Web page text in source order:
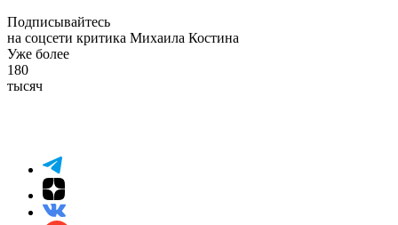
Подписывайтесь
на соцсети критика Михаила Костина
Уже более
180
тысяч